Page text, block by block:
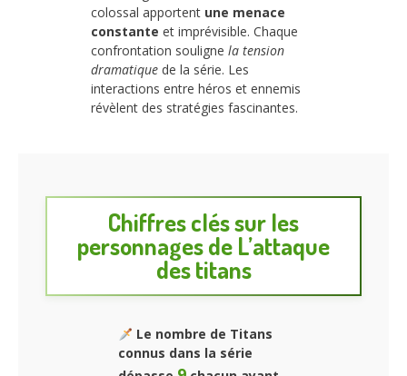
colossal apportent une menace
constante et imprévisible. Chaque
confrontation souligne la tension
dramatique de la série. Les
interactions entre héros et ennemis
révèlent des stratégies fascinantes.
Chiffres clés sur les
personnages de L’attaque
des titans
Le nombre de Titans
connus dans la série